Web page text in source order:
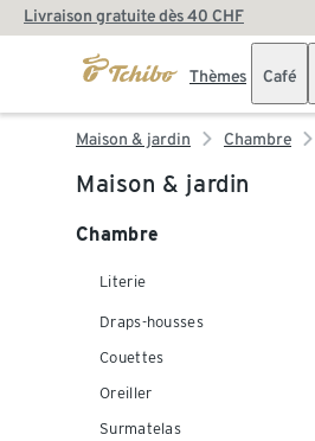
Livraison gratuite dès 40 CHF
Thèmes Café
Maison & jardin Chambre
Maison & jardin
Chambre
Literie
Draps-housses
Couettes
Oreiller
Surmatelas